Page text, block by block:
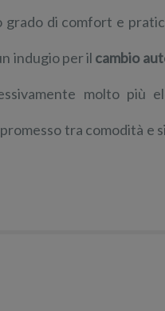
grado di comfort e
indugio per il cambio
molto più
tra comodità e